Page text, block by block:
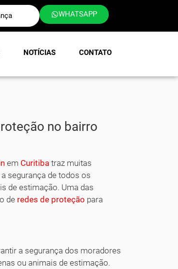
WHATSAPP
NOTÍCIAS CONTATO
no bairro
em Curitiba traz muitas
segurança de todos os
de estimação. Uma das
de redes de proteção para
a segurança dos moradores
ou animais de estimação.